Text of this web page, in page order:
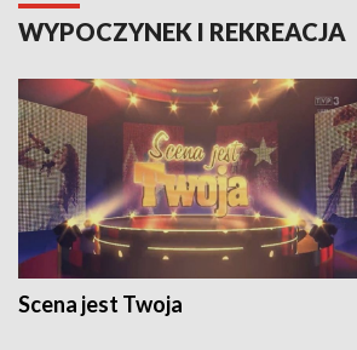
WYPOCZYNEK I REKREACJA
Scena jest Twoja